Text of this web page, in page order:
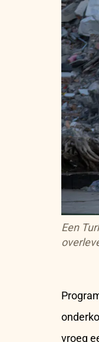
Een
vroeg